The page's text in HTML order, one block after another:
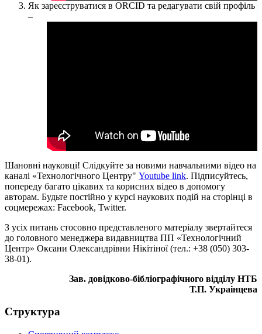
Як зареєструватися в ORCID та редагувати свій профіль
–
Шановні науковці! Слідкуйте за новими навчальними відео на
каналі «Технологічного Центру" Youtube link. Підписуйтесь,
попереду багато цікавих та корисних відео в допомогу
авторам. Будьте постійно у курсі наукових подій на сторінці в
соцмережах: Facebook, Twitter.
З усіх питань стосовно представленого матеріалу звертайтеся
до головного менеджера видавництва ПП «Технологічний
Центр» Оксани Олександрівни Нікітіної (тел.: +38 (050) 303-
38-01).
Зав. довідково-бібліографічного відділу НТБ
Т.П. Украінцева
Структура